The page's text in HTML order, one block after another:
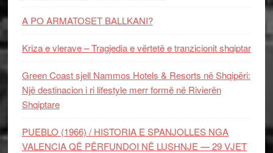
A PO ARMATOSET BALLKANI?
Kriza e vlerave – Tragjedia e vërtetë e tranzicionit shqiptar
Green Coast sjell Nammos Hotels & Resorts në Shqipëri:
Një destinacion i ri lifestyle merr formë në Rivierën
Shqiptare
PUEBLO (1966) / HISTORIA E SPANJOLLES NGA
VALENCIA QË PËRFUNDOI NË LUSHNJE — 29 VJET